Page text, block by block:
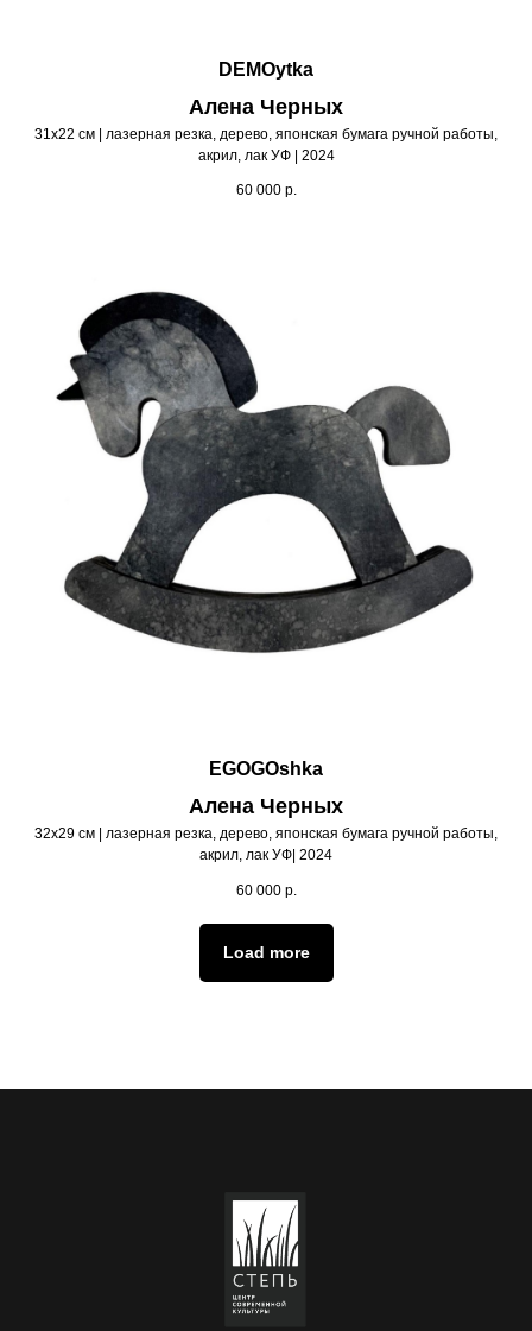
DEMOytka
Алена Черных
31х22 см | лазерная резка, дерево, японская бумага ручной работы,
акрил, лак УФ | 2024
60 000 р.
EGOGOshka
Алена Черных
32х29 см | лазерная резка, дерево, японская бумага ручной работы,
акрил, лак УФ| 2024
60 000 р.
Load more